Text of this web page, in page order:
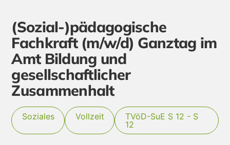
(Sozial-)pädagogische
Fachkraft (m/w/d) Ganztag im
Amt Bildung und
gesellschaftlicher
Zusammenhalt
Soziales Vollzeit
TVöD-SuE S 12 - S
12